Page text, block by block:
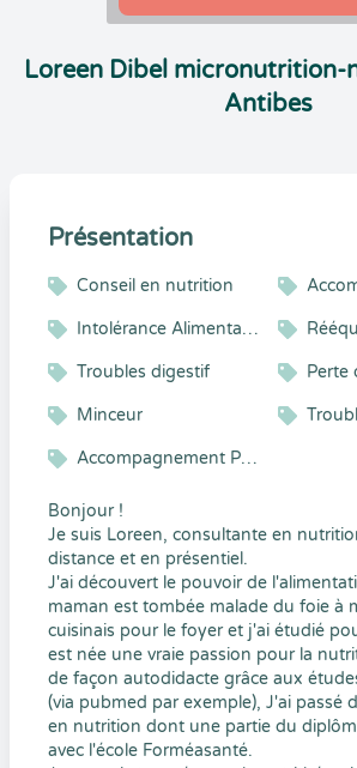
Loreen Dibel micronutrition-
Antibes
Présentation
Conseil en nutrition
Intolérance Alimentaire
Troubles digestif Perte
Minceur
Accompagnement Personnalisé
Bonjour !
Je suis Loreen, consultante en
distance et en présentiel.
J'ai découvert le pouvoir de
maman est tombée malade du foie à
cuisinais pour le foyer et j'ai étudié
est née une vraie passion pour la
de façon autodidacte grâce aux
(via pubmed par exemple), J'ai passé
en nutrition dont une partie du
avec l'école Forméasanté.